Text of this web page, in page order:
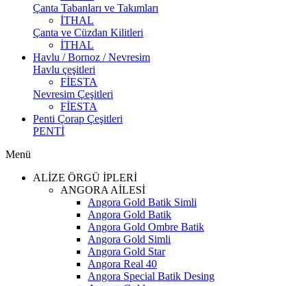
Çanta Tabanları ve Takımları
İTHAL
Çanta ve Cüzdan Kilitleri
İTHAL
Havlu / Bornoz / Nevresim
Havlu çeşitleri
FİESTA
Nevresim Çeşitleri
FİESTA
Penti Çorap Çeşitleri
PENTİ
Menü
ALİZE ÖRGÜ İPLERİ
ANGORA AİLESİ
Angora Gold Batik Simli
Angora Gold Batik
Angora Gold Ombre Batik
Angora Gold Simli
Angora Gold Star
Angora Real 40
Angora Special Batik Desing